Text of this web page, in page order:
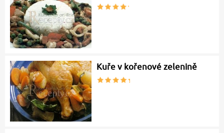
Kuře v kořenové zelenině